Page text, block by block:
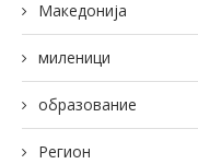
Македонија
миленици
образование
Регион